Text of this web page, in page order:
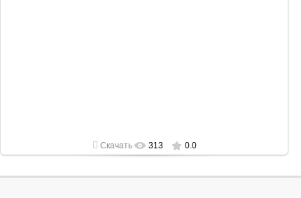
Скачать 313 0.0